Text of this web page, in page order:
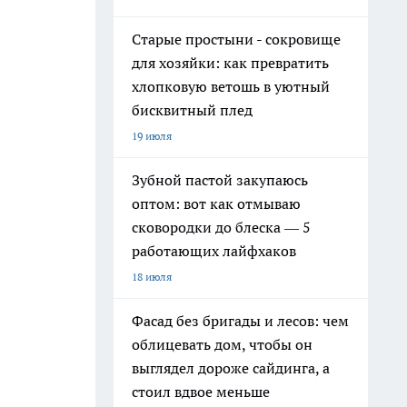
Старые простыни - сокровище
для хозяйки: как превратить
хлопковую ветошь в уютный
бисквитный плед
19 июля
Зубной пастой закупаюсь
оптом: вот как отмываю
сковородки до блеска — 5
работающих лайфхаков
18 июля
Фасад без бригады и лесов: чем
облицевать дом, чтобы он
выглядел дороже сайдинга, а
стоил вдвое меньше